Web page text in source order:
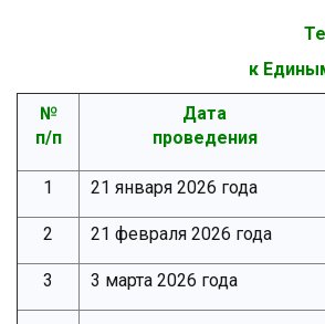
к
№
п/п
Дата
проведения
1 21 января 2026 года
2 21 февраля 2026 года
3 3 марта 2026 года